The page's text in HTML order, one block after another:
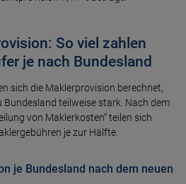
So viel zahlen
je nach Bundesland
sich die Maklerprovision berechnet,
teilweise stark. Nach dem
von Maklerkosten“ teilen sich
je zur Hälfte.
je Bundesland nach dem neuen